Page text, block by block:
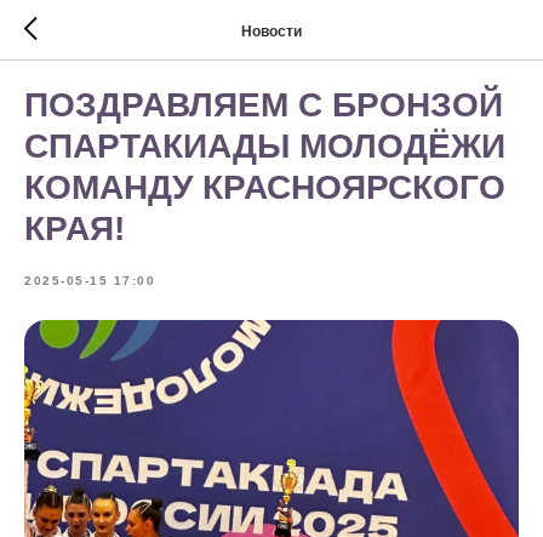
Новости
ПОЗДРАВЛЯЕМ С БРОНЗОЙ
СПАРТАКИАДЫ МОЛОДЁЖИ
КОМАНДУ КРАСНОЯРСКОГО
КРАЯ!
2025-05-15 17:00